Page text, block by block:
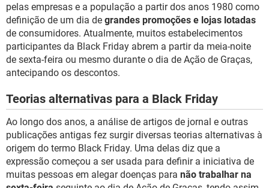
pelas empresas e a população a partir dos anos 1980 como
definição de um dia de grandes promoções e lojas lotadas
de consumidores. Atualmente, muitos estabelecimentos
participantes da Black Friday abrem a partir da meia-noite
de sexta-feira ou mesmo durante o dia de Ação de Graças,
antecipando os descontos.
Teorias alternativas para a Black Friday
Ao longo dos anos, a análise de artigos de jornal e outras
publicações antigas fez surgir diversas teorias alternativas à
origem do termo Black Friday. Uma delas diz que a
expressão começou a ser usada para definir a iniciativa de
muitas pessoas em alegar doenças para não trabalhar na